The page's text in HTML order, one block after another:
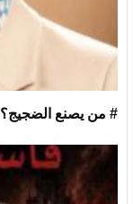
# من يصنع الضجيج؟